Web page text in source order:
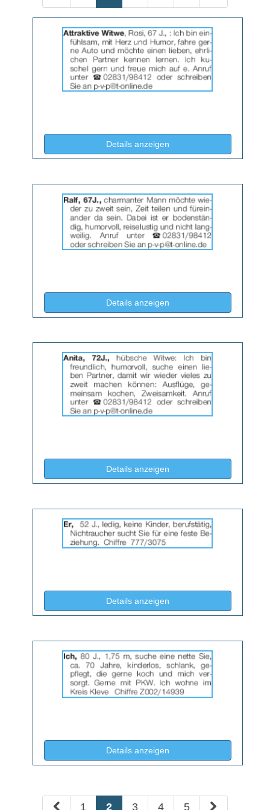
der
Anzeige
2064657
anzeigen
|
Info:
Details anzeigen(ID: 2064657)
der
Anzeige
2064658
anzeigen
|
Details anzeigen(ID: 2064658)
der
Anzeige
2064659
anzeigen
|
Info:
Details anzeigen(ID: 2064659)
der
Anzeige
2064674
Details anzeigen(ID: 2064674)
der
Anzeige
2064684
anzeigen
Details anzeigen(ID: 2064684)
1 2 3 4 5